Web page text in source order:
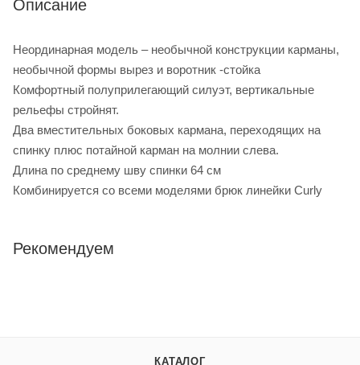
Описание
Неординарная модель – необычной конструкции карманы,
необычной формы вырез и воротник -стойка
Комфортный полуприлегающий силуэт, вертикальные
рельефы стройнят.
Два вместительных боковых кармана, переходящих на
спинку плюс потайной карман на молнии слева.
Длина по среднему шву спинки 64 см
Комбинируется со всеми моделями брюк линейки Curly
Рекомендуем
КАТАЛОГ